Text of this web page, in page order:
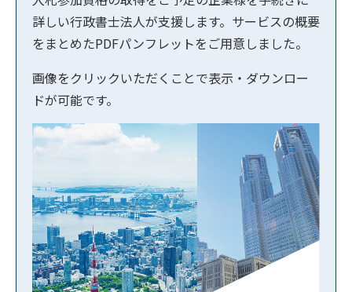
詳しい行政書士法人が支援します。サービスの概要
をまとめたPDFパンフレットをご用意しました。
画像をクリックいただくことで表示・ダウンロー
ドが可能です。